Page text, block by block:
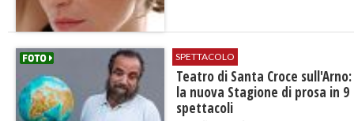
SPETTACOLO
Teatro di Santa Croce sull'Arno:
la nuova Stagione di prosa in 9
spettacoli